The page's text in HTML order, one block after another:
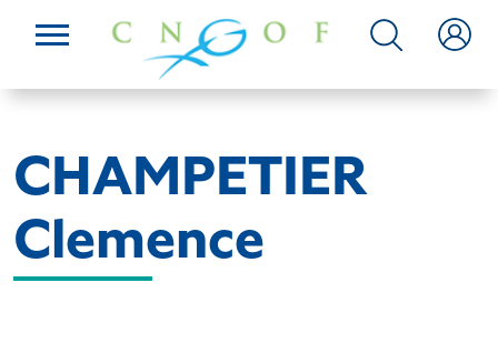
CHAMPETIER
Clemence